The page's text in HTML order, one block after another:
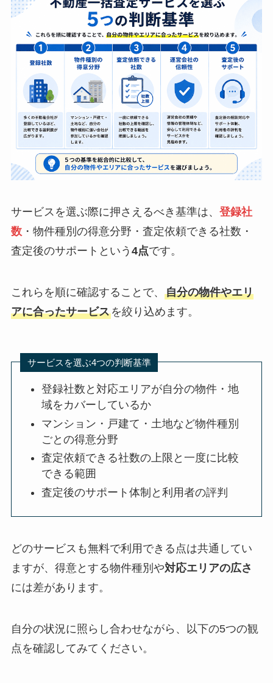
サービスを選ぶ際に押さえるべき基準は、 登録社
数・物件種別の得意分野・査定依頼できる社数・
査定後のサポートという 4点です。
これらを順に確認することで、 自分の物件やエリ
アに合ったサービスを絞り込めます。
サービスを選ぶ4つの判断基準
登録社数と対応エリアが自分の物件・地
域をカバーしているか
マンション・戸建て・土地など物件種別
ごとの得意分野
査定依頼できる社数の上限と一度に比較
できる範囲
査定後のサポート体制と利用者の評判
どのサービスも無料で利用できる点は共通してい
ますが、得意とする物件種別や対応エリアの広さ
には差があります。
自分の状況に照らし合わせながら、以下の5つの観
点を確認してみてください。